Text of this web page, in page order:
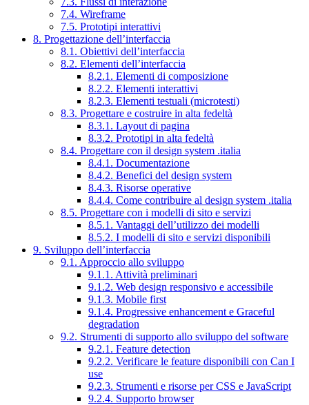
7.4. Wireframe
7.5. Prototipi interattivi
8. Progettazione dell’interfaccia
8.1. Obiettivi dell’interfaccia
8.2. Elementi dell’interfaccia
8.2.1. Elementi di composizione
8.2.2. Elementi interattivi
8.2.3. Elementi testuali (microtesti)
8.3. Progettare e costruire in alta fedeltà
8.3.1. Layout di pagina
8.3.2. Prototipi in alta fedeltà
8.4. Progettare con il design system .italia
8.4.1. Documentazione
8.4.2. Benefici del design system
8.4.3. Risorse operative
8.4.4. Come contribuire al design system .italia
8.5. Progettare con i modelli di sito e servizi
8.5.1. Vantaggi dell’utilizzo dei modelli
8.5.2. I modelli di sito e servizi disponibili
9. Sviluppo dell’interfaccia
9.1. Approccio allo sviluppo
9.1.1. Attività preliminari
9.1.2. Web design responsivo e accessibile
9.1.3. Mobile first
9.1.4. Progressive enhancement e Graceful
degradation
9.2. Strumenti di supporto allo sviluppo del software
9.2.1. Feature detection
9.2.2. Verificare le feature disponibili con Can I
use
9.2.3. Strumenti e risorse per CSS e JavaScript
9.2.4. Supporto browser